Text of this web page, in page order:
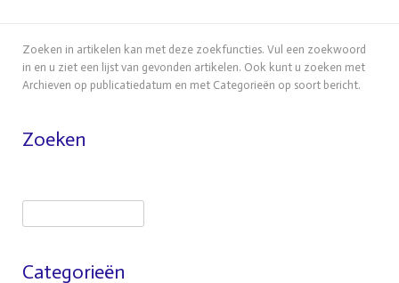
Zoeken in artikelen kan met deze zoekfuncties. Vul een zoekwoord
in en u ziet een lijst van gevonden artikelen. Ook kunt u zoeken met
Archieven op publicatiedatum en met Categorieën op soort bericht.
Zoeken
Categorieën